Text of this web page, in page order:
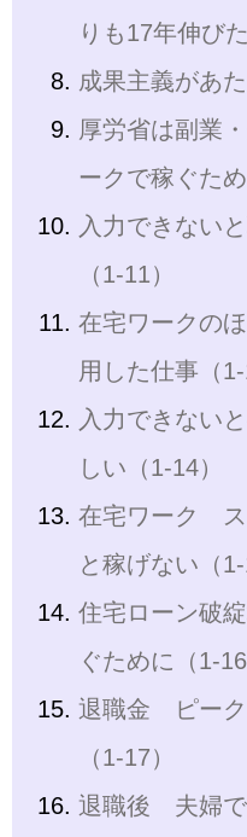
りも17年伸び
成果主義があ
厚労省は副業
ークで稼ぐため
入力できない
（1-11）
在宅ワークの
用した仕事（1-
入力できない
しい（1-14）
在宅ワーク ス
と稼げない（1-
住宅ローン破
ぐために（1-16
退職金 ピーク
（1-17）
退職後 夫婦で